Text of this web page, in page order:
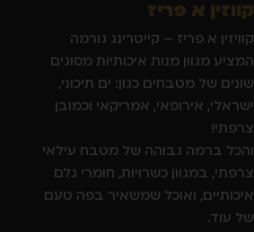
קווזין א פריז
קוויזין א פריז – קייטרינג גורמה
המציע מגוון מנות איכותיות מסוגים
שונים של מטבחים כגון: ים תיכוני,
ישראלי, אירופאי, אמריקאי וכמובן
צרפתי!
והכל ברמה גבוהה של מטבח עילאי
צרפתי, במגוון כשרויות, חומרי גלם
איכותיים, ואוכל שמשאיר בפה טעם
של עוד.